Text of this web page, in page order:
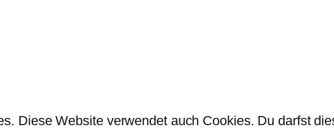
Diese Website verwendet auch Cookies. Du darfst